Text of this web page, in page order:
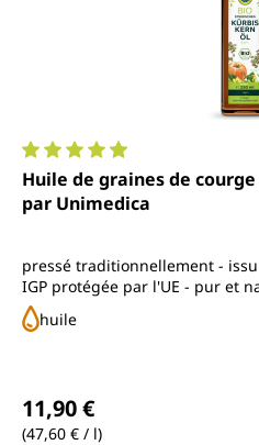
Note moyenne de 4.9 sur 5
Huile de graines de
par Unimedica
pressé traditionnellement -
IGP protégée par l'UE - pur et
biologique contrôlée
huile
11,90 €
(47,60 € / l)